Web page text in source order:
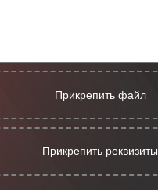
Прикрепить файл
Прикрепить реквизиты